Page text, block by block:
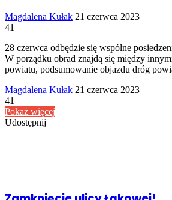
Magdalena Kułak Send
21 czerwca 2023
41
28 czerwca odbędzie się wspólne
W porządku obrad znajdą się między
powiatu, podsumowanie objazdu dróg
Magdalena Kułak Send
21 czerwca 2023
41
Pokaż więcej
Udostępnij